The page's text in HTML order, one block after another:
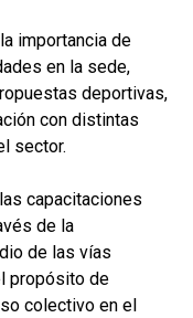
importancia de
en la sede,
deportivas,
con distintas
sector.
capacitaciones
de la
de las vías
propósito de
colectivo en el